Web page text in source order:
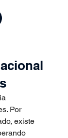
Por
existe